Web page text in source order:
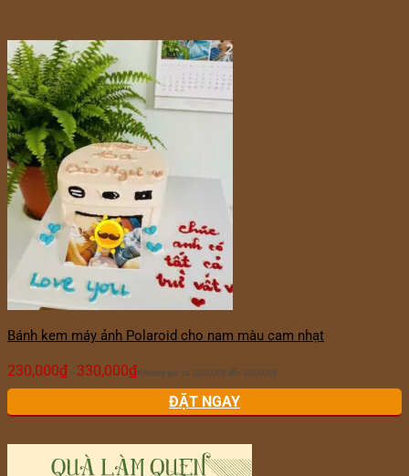
Bánh kem máy ảnh Polaroid cho nam màu cam nhạt
230,000₫ – 330,000₫ Khoảng giá: từ 230,000₫ đến 330,000₫
ĐẶT NGAY